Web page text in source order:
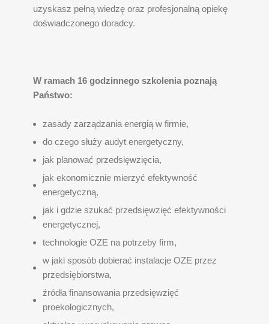
uzyskasz pełną wiedzę oraz profesjonalną opiekę
doświadczonego doradcy.
W ramach 16 godzinnego szkolenia poznają
Państwo:
zasady zarządzania energią w firmie,
do czego służy audyt energetyczny,
jak planować przedsięwzięcia,
jak ekonomicznie mierzyć efektywność
energetyczną,
jak i gdzie szukać przedsięwzięć efektywności
energetycznej,
technologie OZE na potrzeby firm,
w jaki sposób dobierać instalacje OZE przez
przedsiębiorstwa,
źródła finansowania przedsięwzięć
proekologicznych,